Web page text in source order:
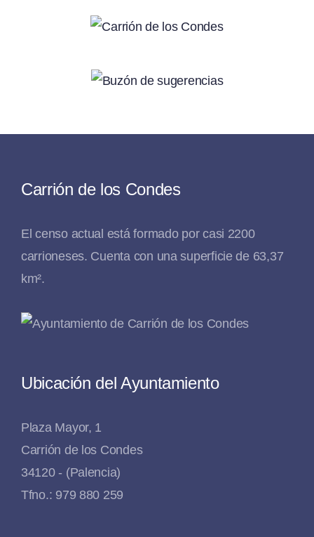
Carrión de los Condes
El censo actual está formado por casi 2200
carrioneses. Cuenta con una superficie de 63,37
km².
Ubicación del Ayuntamiento
Plaza Mayor, 1
Carrión de los Condes
34120 - (Palencia)
Tfno.: 979 880 259